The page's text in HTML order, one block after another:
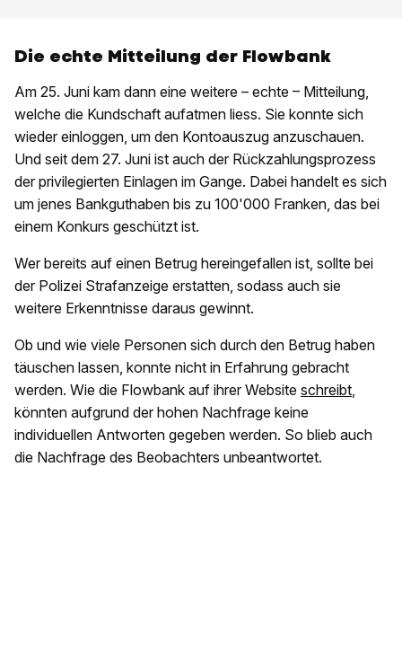
Die echte Mitteilung der Flowbank
Am 25. Juni kam dann eine weitere – echte – Mitteilung,
welche die Kundschaft aufatmen liess. Sie konnte sich
wieder einloggen, um den Kontoauszug anzuschauen.
Und seit dem 27. Juni ist auch der Rückzahlungsprozess
der privilegierten Einlagen im Gange. Dabei handelt es sich
um jenes Bankguthaben bis zu 100'000 Franken, das bei
einem Konkurs geschützt ist.
Wer bereits auf einen Betrug hereingefallen ist, sollte bei
der Polizei Strafanzeige erstatten, sodass auch sie
weitere Erkenntnisse daraus gewinnt.
Ob und wie viele Personen sich durch den Betrug haben
täuschen lassen, konnte nicht in Erfahrung gebracht
werden. Wie die Flowbank auf ihrer Website schreibt,
könnten aufgrund der hohen Nachfrage keine
individuellen Antworten gegeben werden. So blieb auch
die Nachfrage des Beobachters unbeantwortet.